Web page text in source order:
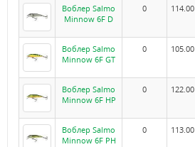
Воблер Salmo
Minnow 6F D
0 114.00
Воблер Salmo
Minnow 6F GT
0 105.00
Воблер Salmo
Minnow 6F HP
0 122.00
Воблер Salmo
Minnow 6F PH
0 113.00